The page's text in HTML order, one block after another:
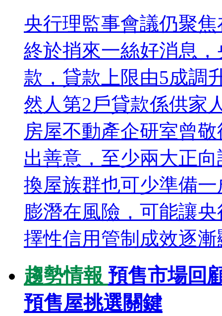
央行理監事會議仍聚
終於捎來一絲好消息
款，貸款上限由5成調
然人第2戶貸款係供家
房屋不動產企研室曾
出善意，至少兩大正
換屋族群也可少準備
膨潛在風險，可能讓
擇性信用管制成效逐
趨勢情報 預售市場回
預售屋挑選關鍵